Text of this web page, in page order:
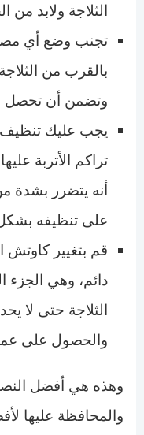
الثلاجة ولابد من
تجنب وضع أي
بالقرب من
وتضمن أن تحصل
يجب عليك تنظيف
تراكم الأتربة
أنه يتضرر بشدة
على تنظيفه
قم بتغيير كاوتش
دائم، وهي
الثلاجة حتى لا
والحصول على
وهذه هي أفضل
والمحافظة عليها